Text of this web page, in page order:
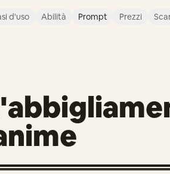
d'uso Abilità Prompt Prezzi